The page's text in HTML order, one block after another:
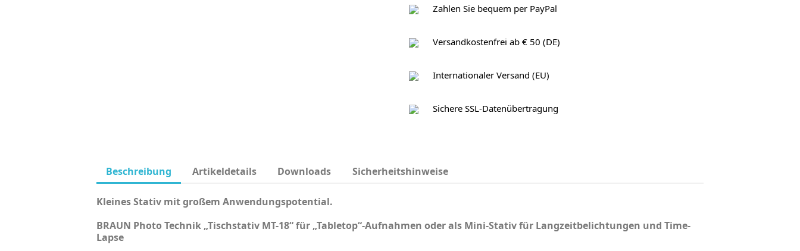
Zahlen Sie bequem per PayPal
Versandkostenfrei ab € 50 (DE)
Internationaler Versand (EU)
Sichere SSL-Datenübertragung
Beschreibung Artikeldetails Downloads Sicherheitshinweise
Kleines Stativ mit großem Anwendungspotential.
BRAUN Photo Technik „Tischstativ MT-18“ für „Tabletop“-Aufnahmen oder als Mini-Stativ für Langzeitbelichtungen und Time-
Lapse